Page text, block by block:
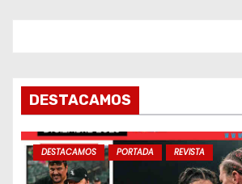
s
DESTACAMOS
DESTACAMOS PORTADA REVISTA